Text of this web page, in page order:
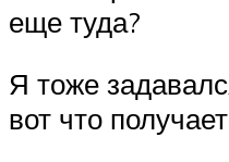
еще туда?
Я тоже
вот что